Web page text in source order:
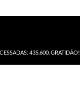
435.600. GRATIDÃO!